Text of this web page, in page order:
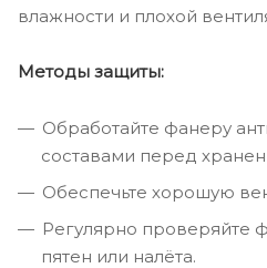
влажности и плохой
Методы защиты:
Обработайте фанеру
составами перед
Обеспечьте хорошую
Регулярно проверяйте
пятен или налёта.